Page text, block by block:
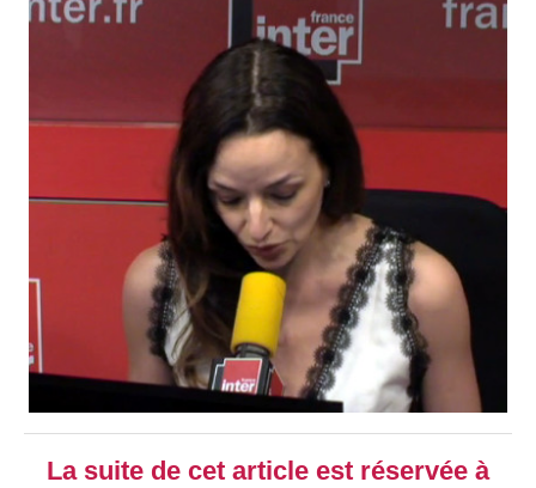
La suite de cet article est réservée à